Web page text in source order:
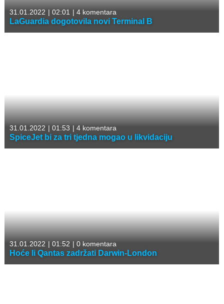
31.01.2022 | 02:01 | 4 komentara
LaGuardia dogotovila novi Terminal B
31.01.2022 | 01:53 | 4 komentara
SpiceJet bi za tri tjedna mogao u likvidaciju
31.01.2022 | 01:52 | 0 komentara
Hoće li Qantas zadržati Darwin-London